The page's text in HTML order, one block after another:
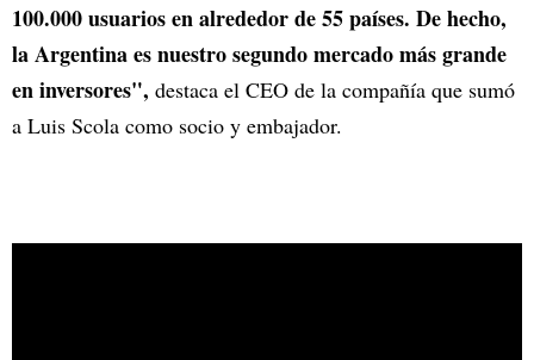
100.000 usuarios en alrededor de 55 países. De hecho,
la Argentina es nuestro segundo mercado más grande
en inversores", destaca el CEO de la compañía que sumó
a Luis Scola como socio y embajador.